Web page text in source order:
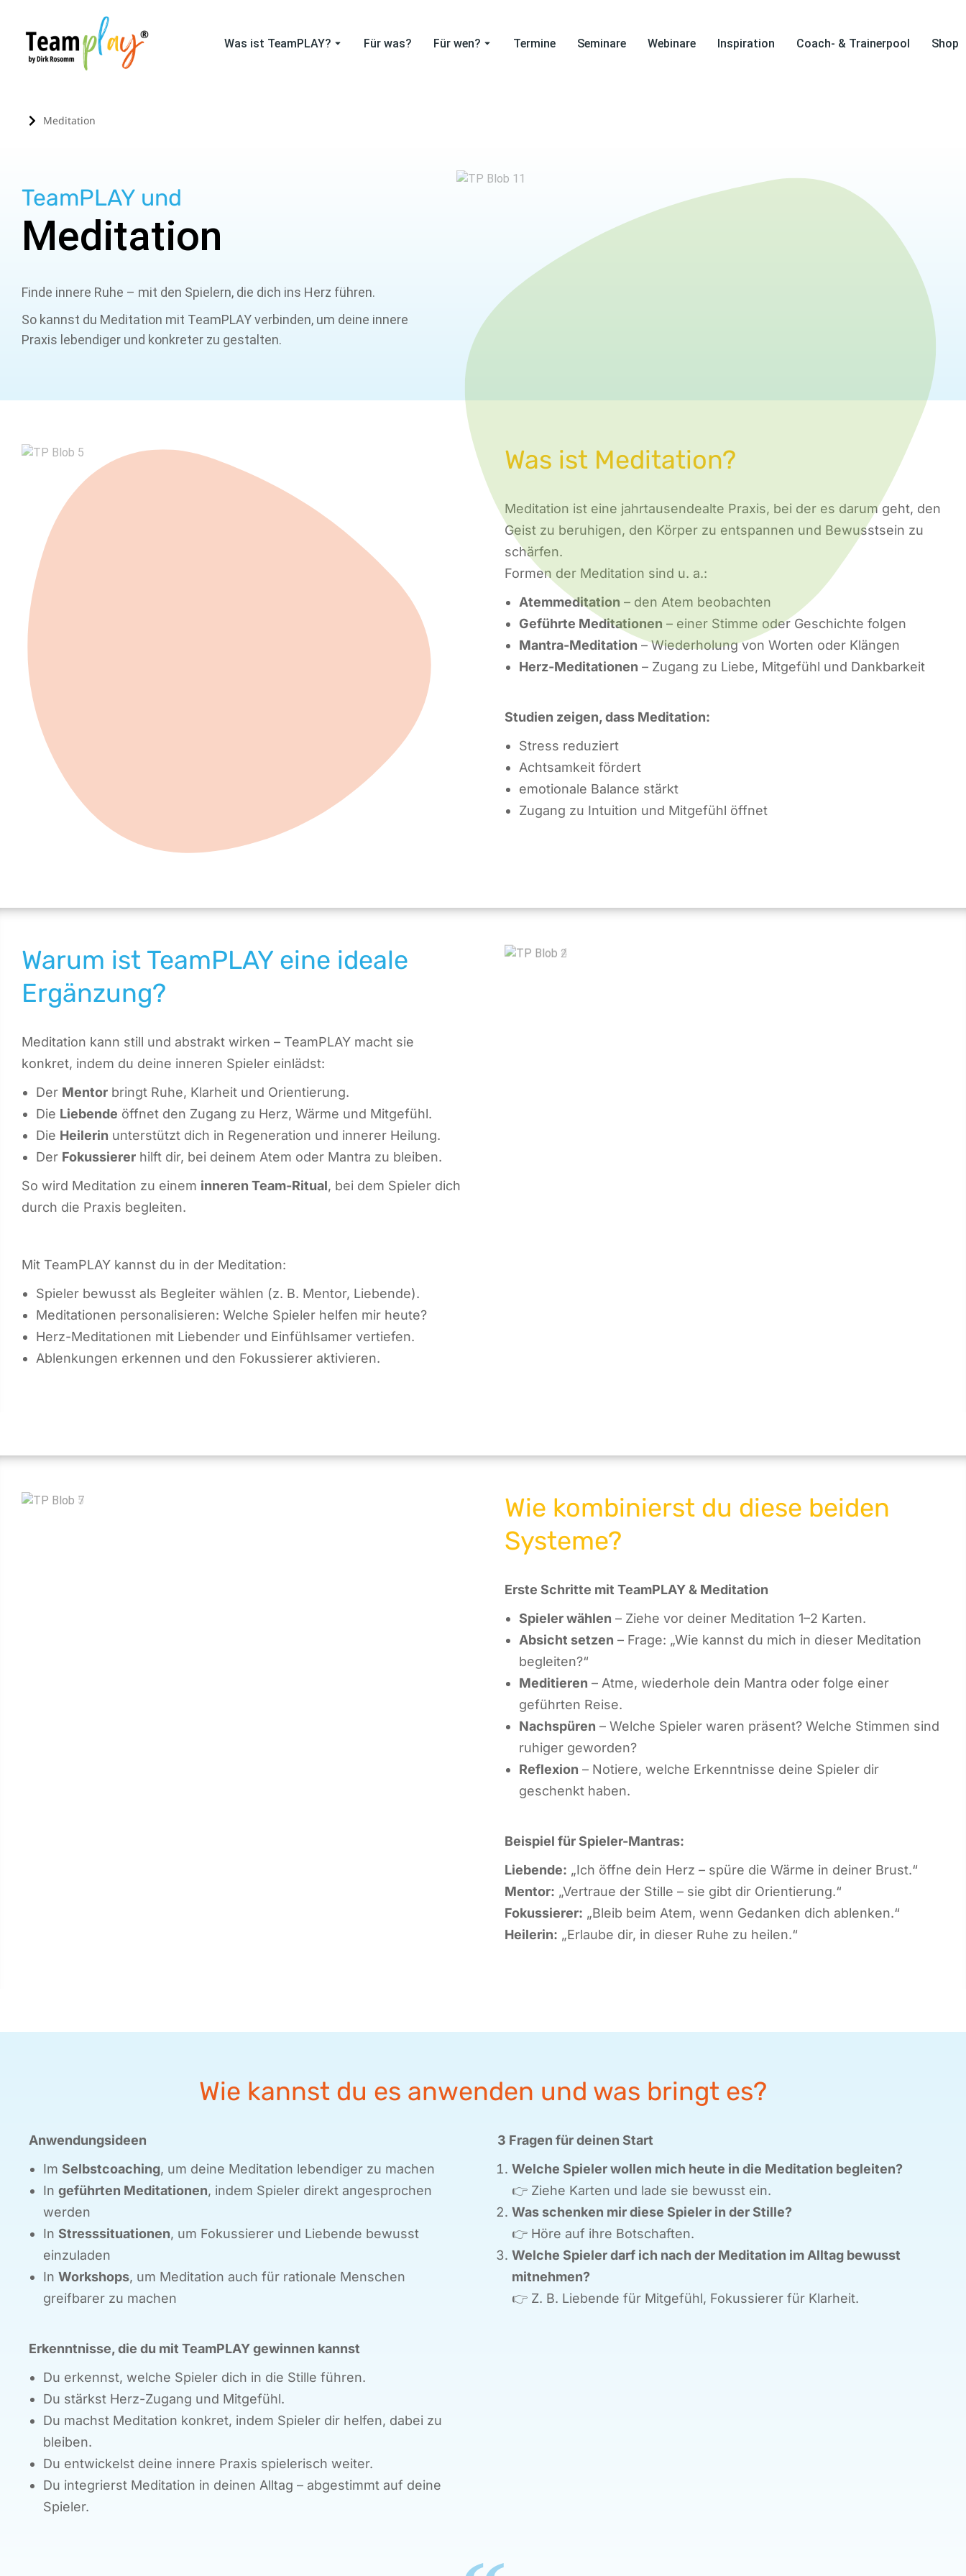
Was ist TeamPLAY? Für was? Für wen? Termine Seminare Webinare Inspiration Coach- & Trainerpool Shop
Sie befinden sich hier:
Meditation
TeamPLAY und
Meditation
Finde innere Ruhe – mit den Spielern, die dich ins Herz führen.
So kannst du Meditation mit TeamPLAY verbinden, um deine innere
Praxis lebendiger und konkreter zu gestalten.
Was ist Meditation?
Meditation ist eine jahrtausendealte Praxis, bei der es darum geht, den
Geist zu beruhigen, den Körper zu entspannen und Bewusstsein zu
schärfen.
Formen der Meditation sind u. a.:
Atemmeditation – den Atem beobachten
Geführte Meditationen – einer Stimme oder Geschichte folgen
Mantra-Meditation – Wiederholung von Worten oder Klängen
Herz-Meditationen – Zugang zu Liebe, Mitgefühl und Dankbarkeit
Studien zeigen, dass Meditation:
Stress reduziert
Achtsamkeit fördert
emotionale Balance stärkt
Zugang zu Intuition und Mitgefühl öffnet
Warum ist TeamPLAY eine ideale
Ergänzung?
Meditation kann still und abstrakt wirken – TeamPLAY macht sie
konkret, indem du deine inneren Spieler einlädst:
Der Mentor bringt Ruhe, Klarheit und Orientierung.
Die Liebende öffnet den Zugang zu Herz, Wärme und Mitgefühl.
Die Heilerin unterstützt dich in Regeneration und innerer Heilung.
Der Fokussierer hilft dir, bei deinem Atem oder Mantra zu bleiben.
So wird Meditation zu einem inneren Team-Ritual, bei dem Spieler dich
durch die Praxis begleiten.
Mit TeamPLAY kannst du in der Meditation:
Spieler bewusst als Begleiter wählen (z. B. Mentor, Liebende).
Meditationen personalisieren: Welche Spieler helfen mir heute?
Herz-Meditationen mit Liebender und Einfühlsamer vertiefen.
Ablenkungen erkennen und den Fokussierer aktivieren.
Wie kombinierst du diese beiden
Systeme?
Erste Schritte mit TeamPLAY & Meditation
Spieler wählen – Ziehe vor deiner Meditation 1–2 Karten.
Absicht setzen – Frage: „Wie kannst du mich in dieser Meditation
begleiten?“
Meditieren – Atme, wiederhole dein Mantra oder folge einer
geführten Reise.
Nachspüren – Welche Spieler waren präsent? Welche Stimmen sind
ruhiger geworden?
Reflexion – Notiere, welche Erkenntnisse deine Spieler dir
geschenkt haben.
Beispiel für Spieler-Mantras:
Liebende: „Ich öffne dein Herz – spüre die Wärme in deiner Brust.“
Mentor: „Vertraue der Stille – sie gibt dir Orientierung.“
Fokussierer: „Bleib beim Atem, wenn Gedanken dich ablenken.“
Heilerin: „Erlaube dir, in dieser Ruhe zu heilen.“
Wie kannst du es anwenden und was bringt es?
Anwendungsideen
Im Selbstcoaching, um deine Meditation lebendiger zu machen
In geführten Meditationen, indem Spieler direkt angesprochen
werden
In Stresssituationen, um Fokussierer und Liebende bewusst
einzuladen
In Workshops, um Meditation auch für rationale Menschen
greifbarer zu machen
Erkenntnisse, die du mit TeamPLAY gewinnen kannst
Du erkennst, welche Spieler dich in die Stille führen.
Du stärkst Herz-Zugang und Mitgefühl.
Du machst Meditation konkret, indem Spieler dir helfen, dabei zu
bleiben.
Du entwickelst deine innere Praxis spielerisch weiter.
Du integrierst Meditation in deinen Alltag – abgestimmt auf deine
Spieler.
3 Fragen für deinen Start
Welche Spieler wollen mich heute in die Meditation begleiten?
👉 Ziehe Karten und lade sie bewusst ein.
Was schenken mir diese Spieler in der Stille?
👉 Höre auf ihre Botschaften.
Welche Spieler darf ich nach der Meditation im Alltag bewusst
mitnehmen?
👉 Z. B. Liebende für Mitgefühl, Fokussierer für Klarheit.